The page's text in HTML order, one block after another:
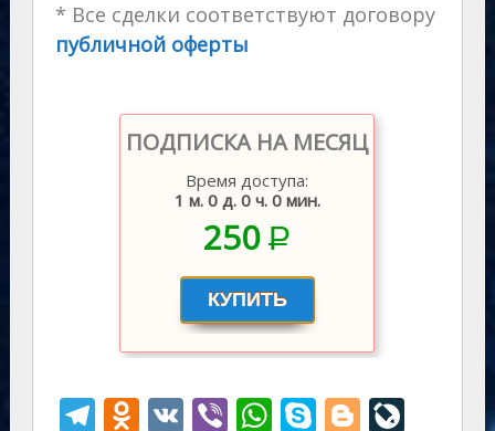
* Все сделки соответствуют договору
публичной оферты
ПОДПИСКА НА МЕСЯЦ
Время доступа:
1 м. 0 д. 0 ч. 0 мин.
250P
–
T O V Vi W S Bl Li